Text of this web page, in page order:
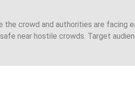
crowd and authorities are facing
near hostile crowds. Target